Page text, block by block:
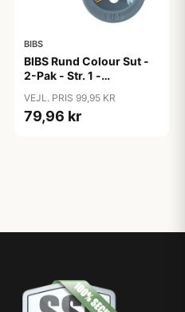
BIBS
BIBS Rund Colour Sut -
2-Pak - Str. 1 -
Bumblebee Studio -
Breeze Mix
VEJL. PRIS 99,95 KR
79,96 kr